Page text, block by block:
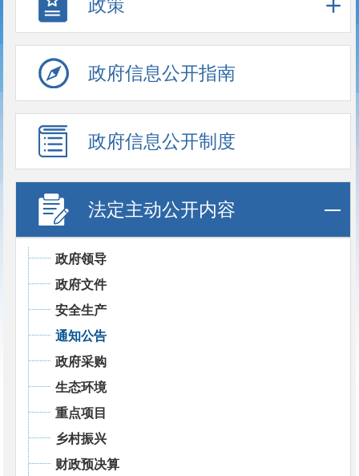
政策
政府信息公开指南
政府信息公开制度
法定主动公开内容
政府领导
政府文件
安全生产
通知公告
政府采购
生态环境
重点项目
乡村振兴
财政预决算